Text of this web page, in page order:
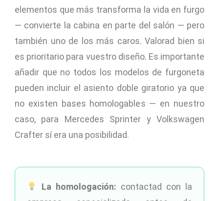
elementos que más transforma la vida en furgo
— convierte la cabina en parte del salón — pero
también uno de los más caros. Valorad bien si
es prioritario para vuestro diseño. Es importante
añadir que no todos los modelos de furgoneta
pueden incluir el asiento doble giratorio ya que
no existen bases homologables — en nuestro
caso, para Mercedes Sprinter y Volkswagen
Crafter sí era una posibilidad.
La homologación: contactad con la